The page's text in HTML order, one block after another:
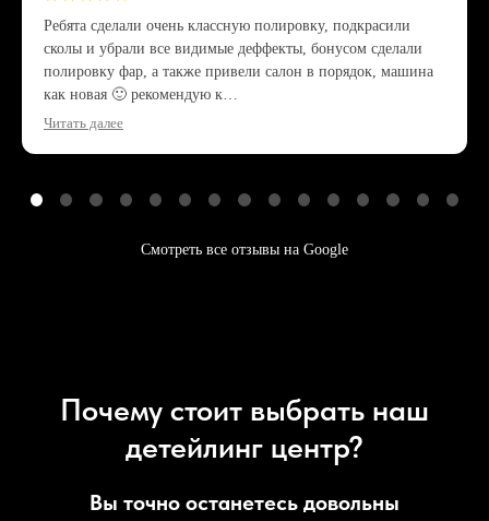
Ребята сделали очень классную полировку, подкрасили
сколы и убрали все видимые деффекты, бонусом сделали
полировку фар, а также привели салон в порядок, машина
как новая 🙂 рекомендую к…
Читать далее
Смотреть все отзывы на Google
Почему стоит выбрать наш
детейлинг центр?
Вы точно останетесь довольны